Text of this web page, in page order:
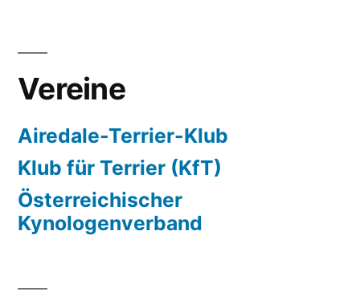
Vereine
Airedale-Terrier-Klub
Klub für Terrier (KfT)
Österreichischer
Kynologenverband